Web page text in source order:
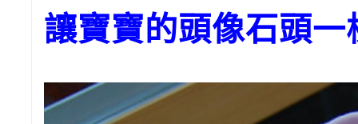
讓寶寶的頭像石頭一